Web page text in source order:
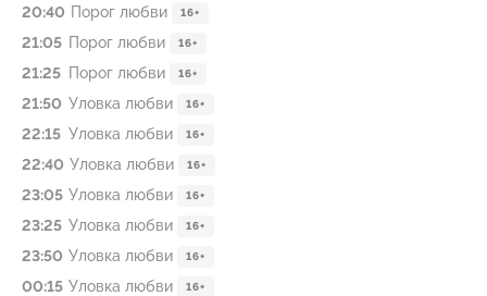
20:40 Порог любви 16+
21:05 Порог любви 16+
21:25 Порог любви 16+
21:50 Уловка любви 16+
22:15 Уловка любви 16+
22:40 Уловка любви 16+
23:05 Уловка любви 16+
23:25 Уловка любви 16+
23:50 Уловка любви 16+
00:15 Уловка любви 16+